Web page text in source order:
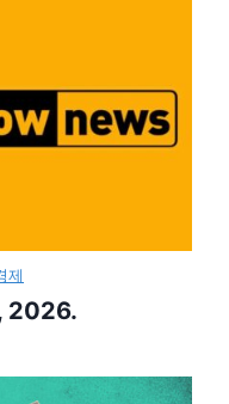
제
2026.